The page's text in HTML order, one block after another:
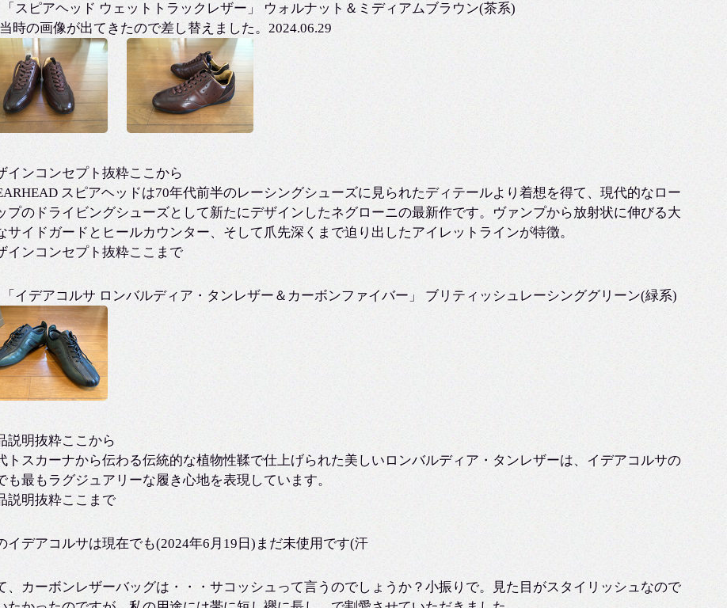
スピアヘッド ウェットトラックレザー」 ウォルナット＆ミディアムブラウン(茶系)
時の画像が出てきたので差し替えました。2024.06.29
インコンセプト抜粋ここから
スピアヘッドは70年代前半のレーシングシューズに見られたディテールより着想を得て、現代的なロー
プのドライビングシューズとして新たにデザインしたネグローニの最新作です。ヴァンプから放射状に伸びる大
サイドガードとヒールカウンター、そして爪先深くまで迫り出したアイレットラインが特徴。
インコンセプト抜粋ここまで
イデアコルサ ロンバルディア・タンレザー＆カーボンファイバー」 ブリティッシュレーシンググリーン(緑系)
説明抜粋ここから
トスカーナから伝わる伝統的な植物性鞣で仕上げられた美しいロンバルディア・タンレザーは、イデアコルサの
も最もラグジュアリーな履き心地を表現しています。
説明抜粋ここまで
イデアコルサは現在でも(2024年6月19日)まだ未使用です(汗
、カーボンレザーバッグは・・・サコッシュって言うのでしょうか？小振りで。見た目がスタイリッシュなので